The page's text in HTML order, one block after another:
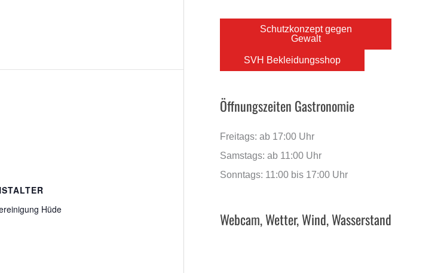
Hüde
Schutzkonzept gegen
Gewalt
SVH Bekleidungsshop
Öffnungszeiten Gastronomie
Freitags: ab 17:00 Uhr
Samstags: ab 11:00 Uhr
Sonntags: 11:00 bis 17:00 Uhr
Webcam, Wetter, Wind, Wasserstand